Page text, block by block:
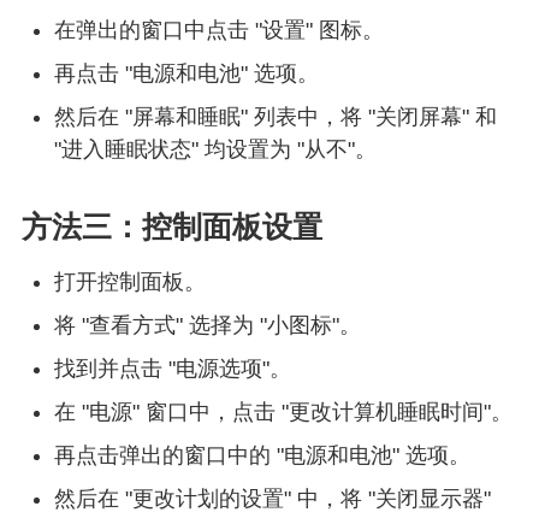
在弹出的窗口中点击 "设置" 图标。
再点击 "电源和电池" 选项。
然后在 "屏幕和睡眠" 列表中，将 "关闭屏幕" 和
"进入睡眠状态" 均设置为 "从不"。
方法三：控制面板设置
打开控制面板。
将 "查看方式" 选择为 "小图标"。
找到并点击 "电源选项"。
在 "电源" 窗口中，点击 "更改计算机睡眠时间"。
再点击弹出的窗口中的 "电源和电池" 选项。
然后在 "更改计划的设置" 中，将 "关闭显示器"